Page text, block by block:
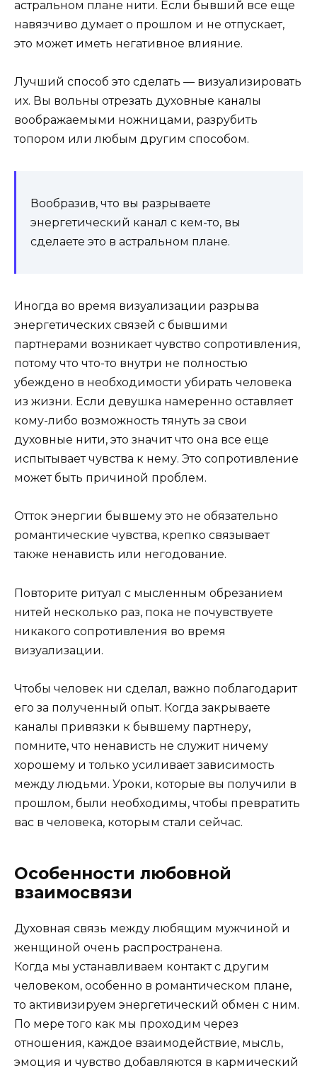
астральном плане нити. Если бывший все еще
навязчиво думает о прошлом и не отпускает,
это может иметь негативное влияние.
Лучший способ это сделать — визуализировать
их. Вы вольны отрезать духовные каналы
воображаемыми ножницами, разрубить
топором или любым другим способом.
Вообразив, что вы разрываете
энергетический канал с кем-то, вы
сделаете это в астральном плане.
Иногда во время визуализации разрыва
энергетических связей с бывшими
партнерами возникает чувство сопротивления,
потому что что-то внутри не полностью
убеждено в необходимости убирать человека
из жизни. Если девушка намеренно оставляет
кому-либо возможность тянуть за свои
духовные нити, это значит что она все еще
испытывает чувства к нему. Это сопротивление
может быть причиной проблем.
Отток энергии бывшему это не обязательно
романтические чувства, крепко связывает
также ненависть или негодование.
Повторите ритуал с мысленным обрезанием
нитей несколько раз, пока не почувствуете
никакого сопротивления во время
визуализации.
Чтобы человек ни сделал, важно поблагодарит
его за полученный опыт. Когда закрываете
каналы привязки к бывшему партнеру,
помните, что ненависть не служит ничему
хорошему и только усиливает зависимость
между людьми. Уроки, которые вы получили в
прошлом, были необходимы, чтобы превратить
вас в человека, которым стали сейчас.
Особенности любовной
взаимосвязи
Духовная связь между любящим мужчиной и
женщиной очень распространена.
Когда мы устанавливаем контакт с другим
человеком, особенно в романтическом плане,
то активизируем энергетический обмен с ним.
По мере того как мы проходим через
отношения, каждое взаимодействие, мысль,
эмоция и чувство добавляются в кармический